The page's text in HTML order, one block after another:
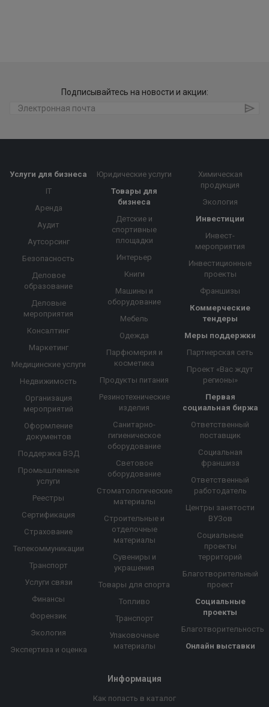
Подписывайтесь на новости и акции:
Услуги для бизнеса
IT
Аренда
Аудит
Аутсорсинг
Безопасность
Деловое
образование
Деловые
мероприятия
Консалтинг
Маркетинг
Медицинские услуги
Недвижимость
Организация
мероприятий
Оформление
документов
Поддержка ВЭД
Промышленные
услуги
Реестры
Сертификация
Страхование
Телекоммуникации
Транспорт
Услуги связи
Финансы
Форензик
Экология
Экспертиза и оценка
Юридические услуги
Товары для
бизнеса
Детские и
спортивные
площадки
Интерьер
Книги
Машины и
оборудование
Мебель
Одежда
Парфюмерия и
косметика
Продукты питания
Резинотехнические
изделия
Санитарно-
гигиеническое
оборудование
Световое
оборудование
Стоматологические
материалы
Строительные и
отделочные
материалы
Сувениры и
украшения
Товары для спорта
Топливо
Транспорт
Упаковочные
материалы
Химическая
продукция
Экология
Инвестиции
Инвест-
мероприятия
Инвестиционные
проекты
Франшизы
Коммерческие
тендеры
Меры поддержки
Партнерская сеть
Проект «Вас ждут
регионы»
Первая
социальная биржа
Ответственный
поставщик
Социальная
франшиза
Ответственный
работодатель
Центры занятости
ВУЗов
Социальные
проекты
территорий
Благотворительный
проект
Социальные
проекты
Благотворительность
Онлайн выставки
Информация
Как попасть в каталог